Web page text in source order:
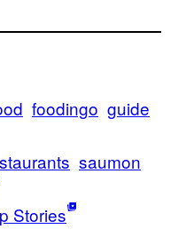
foodingo guide
saumon
Stories